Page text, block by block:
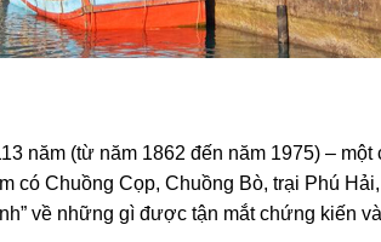
năm (từ năm 1862 đến năm 1975) –
có Chuồng Cọp, Chuồng Bò, trại Phú
về những gì được tận mắt chứng kiến